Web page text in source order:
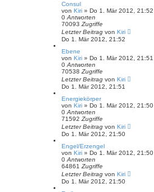
Consul
von Kiri » Do 1. Mär 2012, 21:52
0 Antworten
70093 Zugriffe
Letzter Beitrag von Kiri
Do 1. Mär 2012, 21:52
Ebene
von Kiri » Do 1. Mär 2012, 21:51
0 Antworten
70538 Zugriffe
Letzter Beitrag von Kiri
Do 1. Mär 2012, 21:51
Energiekörper
von Kiri » Do 1. Mär 2012, 21:50
0 Antworten
71592 Zugriffe
Letzter Beitrag von Kiri
Do 1. Mär 2012, 21:50
Engel/Erzengel
von Kiri » Do 1. Mär 2012, 21:50
0 Antworten
64861 Zugriffe
Letzter Beitrag von Kiri
Do 1. Mär 2012, 21:50